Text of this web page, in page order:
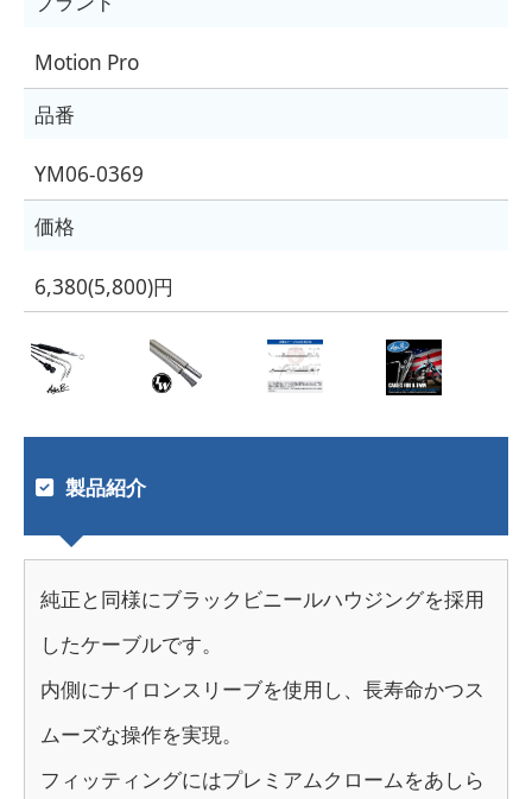
Motion Pro
品番
YM06-0369
価格
6,380(5,800)円
製品紹介
純正と同様にブラックビニールハウジングを採用
したケーブルです。
内側にナイロンスリーブを使用し、長寿命かつス
ムーズな操作を実現。
フィッティングにはプレミアムクロームをあしら